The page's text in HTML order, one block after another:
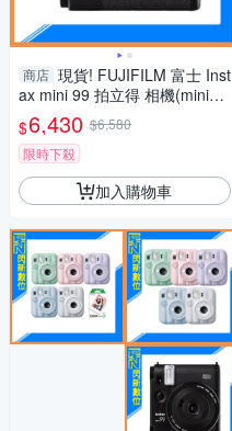
商店 現貨! FUJIFILM 富士 Inst
ax mini 99 拍立得 相機(mini99,
公司貨)
$6,430 $6,580
限時下殺
加入購物車